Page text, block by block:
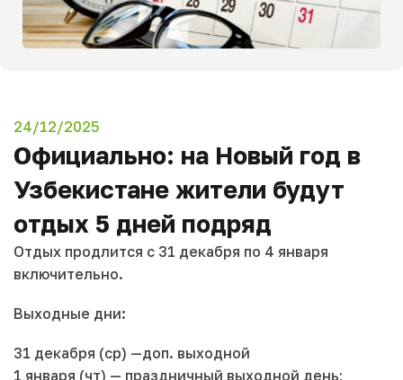
24/12/2025
Официально: на Новый год в
Узбекистане жители будут
отдых 5 дней подряд
Отдых продлится с 31 декабря по 4 января
включительно.
Выходные дни:
31 декабря (ср) —доп. выходной
1 января (чт) — праздничный выходной день;